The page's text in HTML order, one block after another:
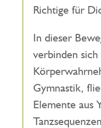
Richtige für
In dieser
verbinden sich
Gymnastik,
Elemente aus